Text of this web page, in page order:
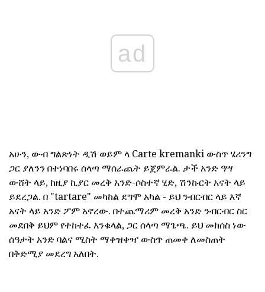
ad
አሁን, ውብ ግልጽነት ዲሽ ወይም ላ Carte kremanki ውስጥ ሄሪንግ
ጋር ያለንን በተነባበሩ ሰላጣ ማሰራጨት ይጀምራል. ታች አንድ ዓሣ
ውሸት ላይ, ከዚያ ኪያር መረቅ አንድ-ሶስተኛ ሂድ, ሽንኩርት አናት ላይ
ይደረጋል. በ "tartare" መካከል ደግሞ አካል - ይህ ንብርብር ላይ እኛ
አናት ላይ አንድ ፖም አኖረው. በተጨማሪም መረቅ አንድ ንብርብር ስር
መደበቅ ይህም የተከተፈ እንቁላል, ጋር ሰላጣ ማጌጫ. ይህ መክሰስ ነው
ሰዓታት አንድ ባልና ሚስት ማቀዝቀዣ ውስጥ ጠመቀ ለመስጠት
በቅድሚያ መደረግ አለበት.